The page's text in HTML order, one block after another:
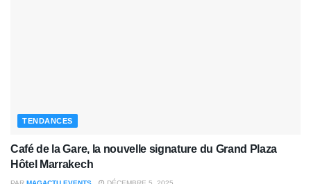
TENDANCES
Café de la Gare, la nouvelle signature du Grand Plaza
Hôtel Marrakech